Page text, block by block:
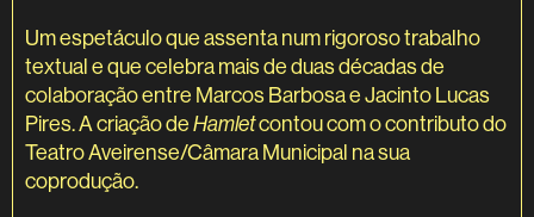
Um espetáculo que assenta num rigoroso trabalho
textual e que celebra mais de duas décadas de
colaboração entre Marcos Barbosa e Jacinto Lucas
Pires. A criação deHamletcontou com o contributo do
Teatro Aveirense/Câmara Municipal na sua
coprodução.